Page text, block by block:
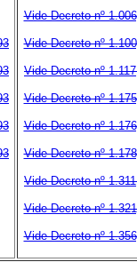
Vide Decreto nº
Vide Decreto nº
Vide Decreto nº
Vide Decreto nº
Vide Decreto nº
Vide Decreto nº
Vide Decreto nº
Vide Decreto nº
Vide Decreto nº